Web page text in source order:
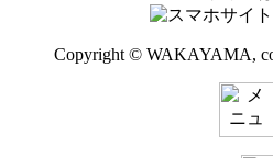
Copyright © WAKAYAMA,